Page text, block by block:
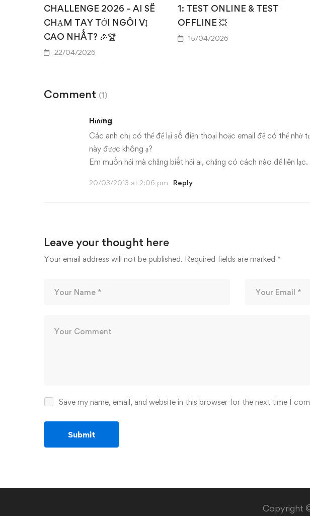
CHALLENGE 2026 – AI SẼ
CHẠM TAY TỚI NGÔI VỊ
CAO NHẤT? 🎉🏆
22/04/2026
1: TEST ONLINE & TEST
OFFLINE 💥
15/04/2026
Comment (1)
Hương
Các anh chị có thể để lại số điện thoại hoặc email để có thể nhờ
này được không ạ?
Em muốn hỏi mà chẳng biết hỏi ai, chẳng có cách nào để liên lạc.
20/03/2013 at 2:06 pm Reply
Leave your thought here
Your email address will not be published. Required fields are marked *
Save my name, email, and website in this browser for the next time I
Copyright